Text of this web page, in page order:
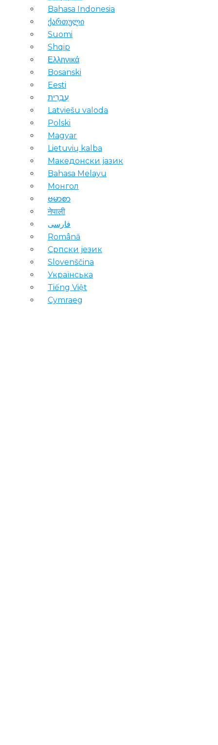
Bahasa Indonesia
ქართული
Suomi
Shqip
Ελληνικά
Bosanski
Eesti
עִבְרִית
Latviešu valoda
Polski
Magyar
Lietuvių kalba
Македонски јазик
Bahasa Melayu
Монгол
ဗမာစာ
नेपाली
فارسی
Română
Српски језик
Slovenščina
Українська
Tiếng Việt
Cymraeg